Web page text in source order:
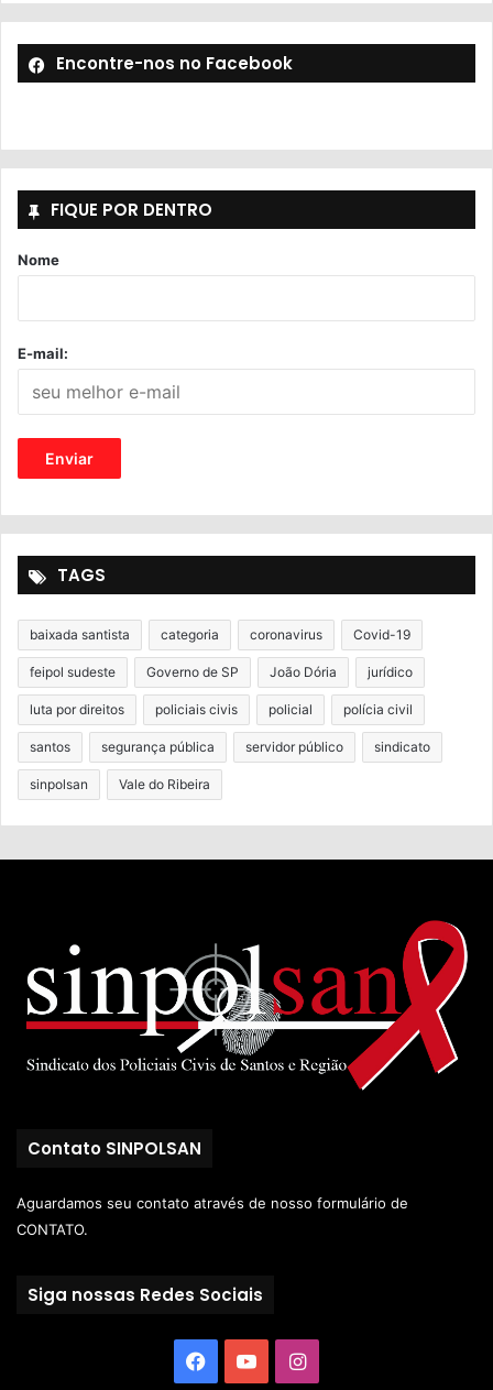
Encontre-nos no Facebook
FIQUE POR DENTRO
Nome
E-mail:
TAGS
baixada santista categoria coronavirus Covid-19
feipol sudeste Governo de SP João Dória jurídico
luta por direitos policiais civis policial polícia civil
santos segurança pública servidor público sindicato
sinpolsan Vale do Ribeira
Contato SINPOLSAN
Aguardamos seu contato através de nosso formulário de
CONTATO.
Siga nossas Redes Sociais